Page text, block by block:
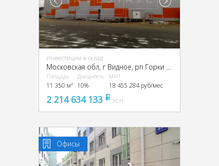
Инвестиции в склад
Московская обл, г Видное, рп Горки Ленинские, Промзона Технопарк улица Восточная, Московская обл., промзона Технопарк, Восточная ул.
Площадь
11 350 м²
Доходность
10%
МАП
18 455 284 руб/мес
2 214 634 133 pуб
УСН
Офисы